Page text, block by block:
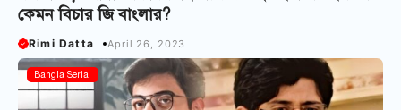
কেমন বিচার জি বাংলার?
Rimi Datta April 26, 2023
Bangla Serial